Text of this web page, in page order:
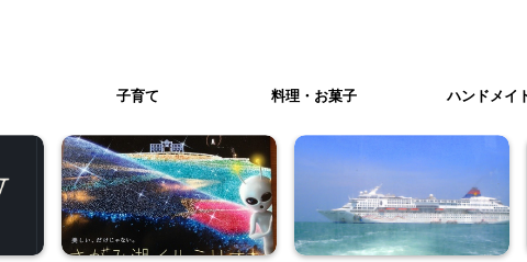
子育て 料理・お菓子 ハンドメイ